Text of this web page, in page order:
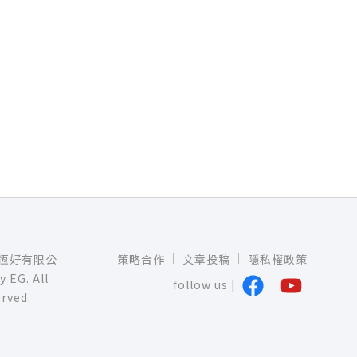
好有限公
EG. All
策略合作 文章投稿
隱私權政策
follow us |